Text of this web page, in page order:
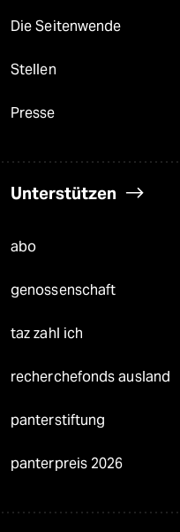
Die Seitenwende
Stellen
Presse
Unterstützen
abo
genossenschaft
taz zahl ich
recherchefonds ausland
panterstiftung
panterpreis 2026